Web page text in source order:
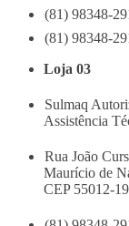
(81) 98348-
(81) 98348-
Loja 03
Sulmaq
Assistência
Rua João
Maurício de
CEP 55012-